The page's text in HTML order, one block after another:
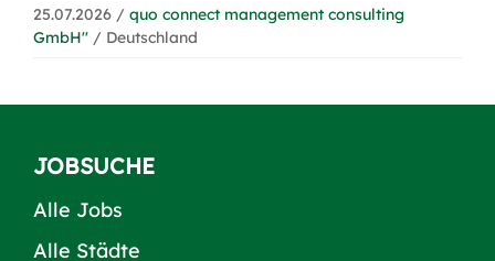
25.07.2026 / quo connect management consulting
GmbH'' / Deutschland
JOBSUCHE
Alle Jobs
Alle Städte